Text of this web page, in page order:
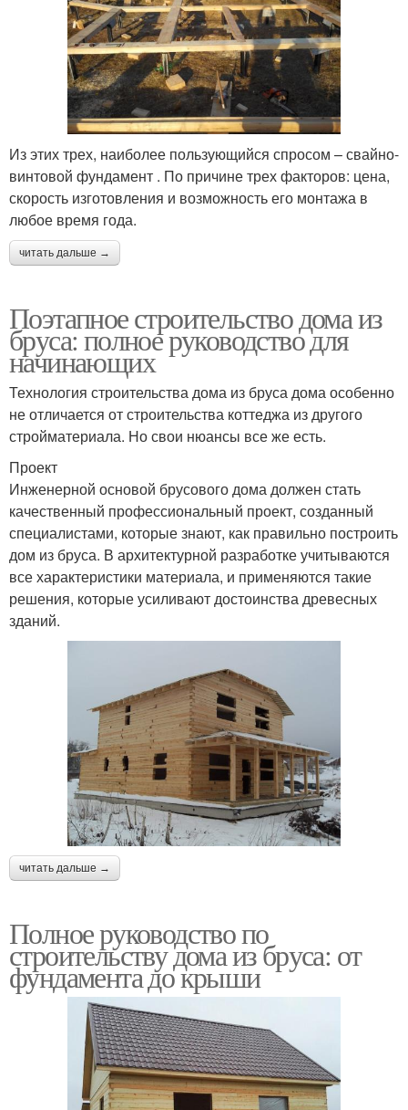
Из этих трех, наиболее пользующийся спросом – свайно-
винтовой фундамент . По причине трех факторов: цена,
скорость изготовления и возможность его монтажа в
любое время года.
читать дальше →
Поэтапное строительство дома из
бруса: полное руководство для
начинающих
Технология строительства дома из бруса дома особенно
не отличается от строительства коттеджа из другого
стройматериала. Но свои нюансы все же есть.
Проект
Инженерной основой брусового дома должен стать
качественный профессиональный проект, созданный
специалистами, которые знают, как правильно построить
дом из бруса. В архитектурной разработке учитываются
все характеристики материала, и применяются такие
решения, которые усиливают достоинства древесных
зданий.
читать дальше →
Полное руководство по
строительству дома из бруса: от
фундамента до крыши